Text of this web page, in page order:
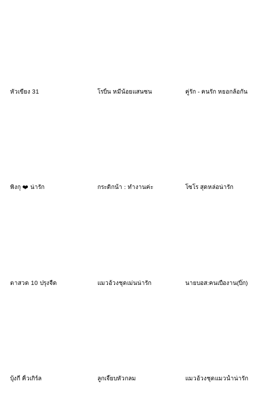
หัวเขียง 31 โรบิ้น หมีน้อยแสนซน คู่รัก - คนรัก หยอกล้อกัน
พิงกุ ❤️ น่ารัก กระติกน้ํา : ทำงานค่ะ โซโร สุดหล่อน่ารัก
ตาสวด 10 ปรุงจืด แมวอ้วงชุดเม่นน่ารัก นายบอส:คนเบื่องาน(บิ๊ก)
บุ้งกี๋ คิ้วเกิร์ล ลูกเจี๊ยบหัวกลม แมวอ้วงชุดแมวน้ำน่ารัก